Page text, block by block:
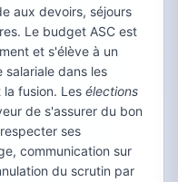
aux devoirs, séjours
Le budget ASC est
et s'élève à un
salariale dans les
fusion. Les élections
de s'assurer du bon
ses
communication sur
du scrutin par